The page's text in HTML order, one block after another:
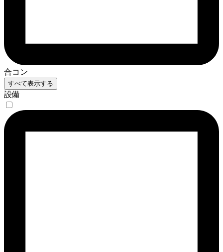
合コン
すべて表示する
設備